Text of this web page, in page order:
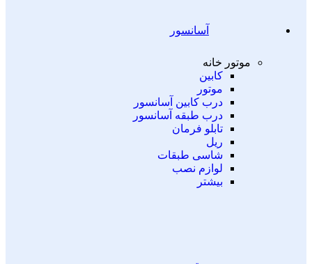
آسانسور
موتور خانه
کابین
موتور
درب کابین آسانسور
درب طبقه آسانسور
تابلو فرمان
ریل
شاسی طبقات
لوازم نصب
بیشتر